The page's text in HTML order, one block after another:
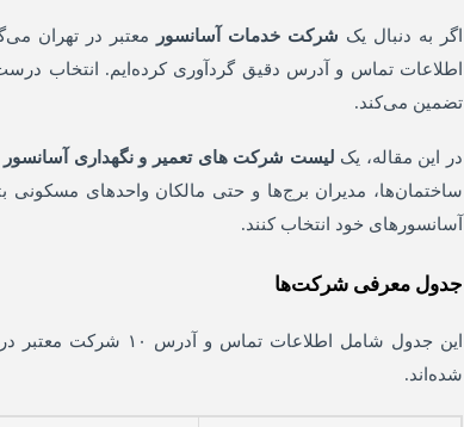
اگر به دنبال یک شرکت خدمات آسانسور
معتبر در تهران
اطلاعات تماس و آدرس دقیق گردآوری کرده‌ایم. انتخاب
تضمین می‌کند.
در این مقاله، یک لیست شرکت های تعمیر و نگهداری آسانسور
ساختمان‌ها، مدیران برج‌ها و حتی مالکان واحدهای مسکونی
آسانسورهای خود انتخاب کنند.
جدول معرفی شرکت‌ها
این جدول شامل اطلاعات تماس و آدرس ۱۰ شرکت معتبر در زمینه
شده‌اند.